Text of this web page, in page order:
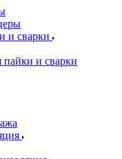
и сварки
и сварки